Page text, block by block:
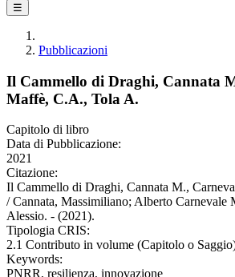
☰
Pubblicazioni
Il Cammello di Draghi, Cannata
Maffè, C.A., Tola A.
Capitolo di libro
Data di Pubblicazione:
2021
Citazione:
Il Cammello di Draghi, Cannata M.,
/ Cannata, Massimiliano; Alberto Carnevale
Alessio. - (2021).
Tipologia CRIS:
2.1 Contributo in volume (Capitolo o
Keywords:
PNRR, resilienza, innovazione